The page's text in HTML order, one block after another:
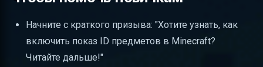
Начните с краткого призыва: "Хотите узнать, как
включить показ ID предметов в Minecraft?
Читайте дальше!"